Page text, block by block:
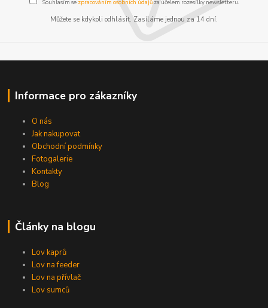
Souhlasím se zpracováním osobních údajůza účelem rozesílky newsletteru.
Můžete se kdykoli odhlásit. Zasíláme jednou za 14 dní.
Informace pro zákazníky
O nás
Jak nakupovat
Obchodní podmínky
Fotogalerie
Kontakty
Blog
Články na blogu
Lov kaprů
Lov na feeder
Lov na přívlač
Lov sumců